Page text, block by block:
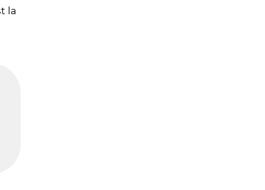
la